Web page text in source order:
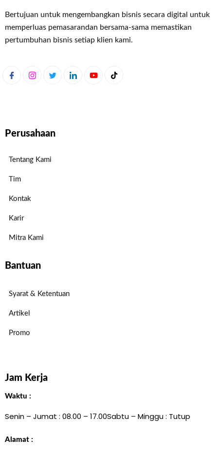
Bertujuan untuk mengembangkan bisnis secara digital untuk
memperluas pemasarandan bersama-sama memastikan
pertumbuhan bisnis setiap klien kami.
Perusahaan
Tentang Kami
Tim
Kontak
Karir
Mitra Kami
Bantuan
Syarat & Ketentuan
Artikel
Promo
Jam Kerja
Waktu :
Senin – Jumat : 08.00 – 17.00Sabtu – Minggu : Tutup
Alamat :